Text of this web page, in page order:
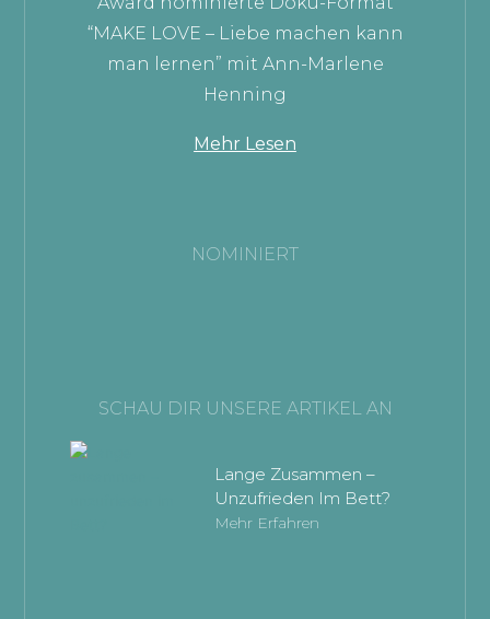
“MAKE LOVE – Liebe machen kann
man lernen” mit Ann-Marlene
Henning
Mehr Lesen
NOMINIERT
SCHAU DIR UNSERE ARTIKEL AN
Lange Zusammen –
Unzufrieden Im Bett?
Mehr Erfahren